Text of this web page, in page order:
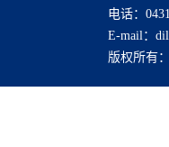
电话：
E-mail：
版权所有